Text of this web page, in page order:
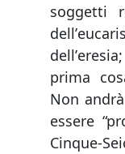
soggetti
prima
Non
essere
Cinque-